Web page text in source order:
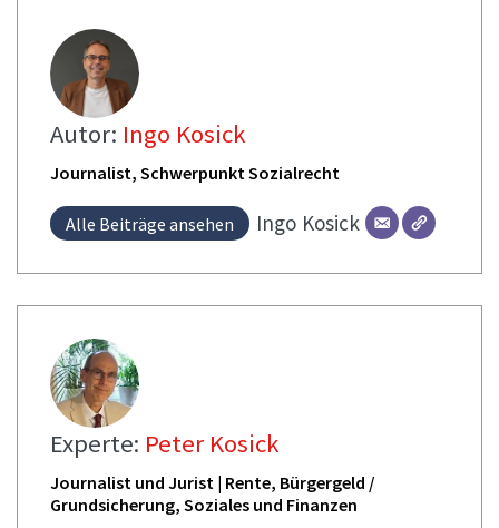
Autor: Ingo Kosick
Journalist, Schwerpunkt Sozialrecht
Alle Beiträge ansehen Ingo Kosick
Experte: Peter Kosick
Journalist und Jurist | Rente, Bürgergeld /
Grundsicherung, Soziales und Finanzen